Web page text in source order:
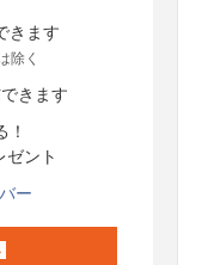
きます
除く
きます
ント
ー